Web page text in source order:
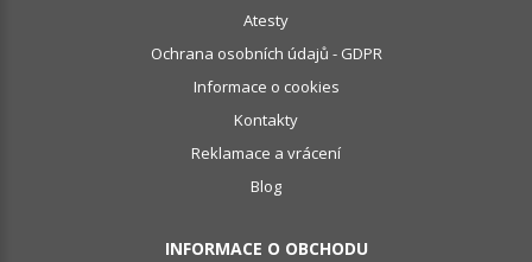
Atesty
Ochrana osobních údajů - GDPR
Informace o cookies
Kontakty
Reklamace a vrácení
Blog
INFORMACE O OBCHODU